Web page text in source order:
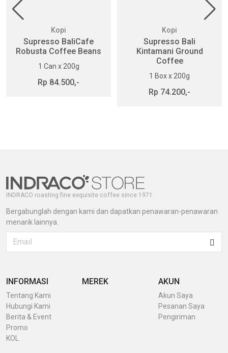
Kopi
Supresso BaliCafe
Robusta Coffee Beans
1 Can x 200g
Rp 84.500,-
Kopi
Supresso Bali
Kintamani Ground
Coffee
1 Box x 200g
Rp 74.200,-
INDRACO roasting fine exquisite coffee since 1971.
Bergabunglah dengan kami dan dapatkan penawaran-penawaran
menarik lainnya.
INFORMASI
Tentang Kami
Hubungi Kami
Berita & Event
Promo
KOL
MEREK AKUN
Akun Saya
Pesanan Saya
Pengiriman